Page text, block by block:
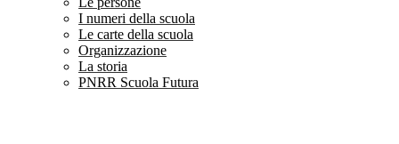
I numeri della scuola
Le carte della scuola
Organizzazione
La storia
PNRR Scuola Futura